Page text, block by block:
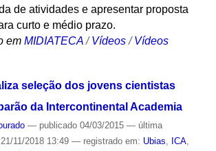
de atividades e apresentar proposta
curto e médio prazo.
em MIDIATECA /Vídeos /Vídeos
seleção dos jovens cientistas
da Intercontinental Academia
— publicado04/03/2015 — última
11/2018 13:49 — registrado em: Ubias, ICA,